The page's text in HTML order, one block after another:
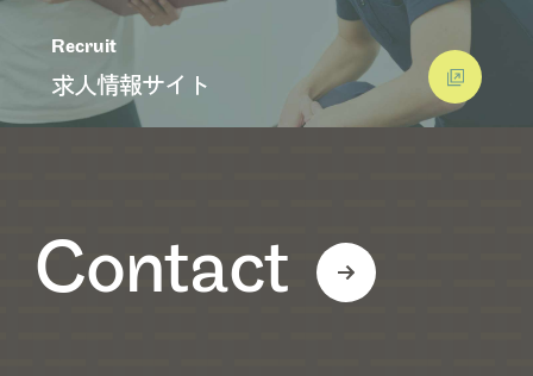
Recruit
求人情報サイト
Contact